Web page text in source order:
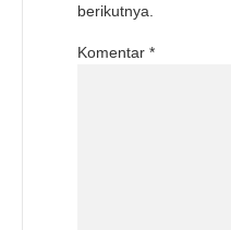
berikutnya.
Komentar *